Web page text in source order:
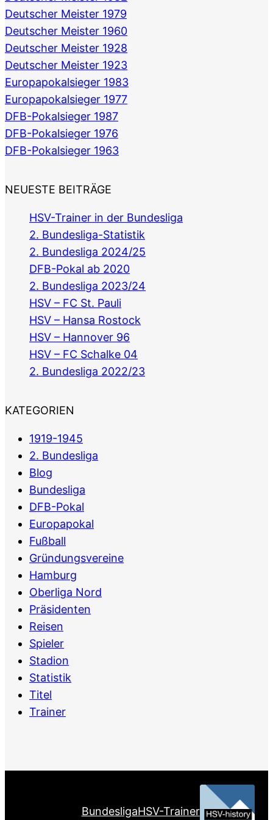
Deutscher Meister 1979
Deutscher Meister 1960
Deutscher Meister 1928
Deutscher Meister 1923
Europapokalsieger 1983
Europapokalsieger 1977
DFB-Pokalsieger 1987
DFB-Pokalsieger 1976
DFB-Pokalsieger 1963
NEUESTE BEITRÄGE
HSV-Trainer in der Bundesliga
2. Bundesliga-Statistik
2. Bundesliga 2024/25
DFB-Pokal ab 2020
2. Bundesliga 2023/24
HSV – FC St. Pauli
HSV – Hansa Rostock
HSV – Hannover 96
HSV – FC Schalke 04
2. Bundesliga 2022/23
KATEGORIEN
1919-1945
2. Bundesliga
Blog
Bundesliga
DFB-Pokal
Europapokal
Fußball
Gründungsvereine
Hamburg
Oberliga Nord
Präsidenten
Reisen
Spieler
Stadion
Statistik
Titel
Trainer
BundesligaHSV-Trainer